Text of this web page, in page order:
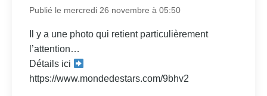
Publié le mercredi 26 novembre à 05:50
Il y a une photo qui retient particulièrement
l’attention…
Détails ici
https://www.mondedestars.com/9bhv2